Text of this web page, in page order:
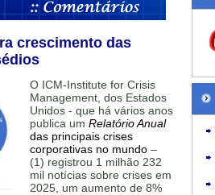
crescimento das
O ICM-Institute for Crisis
Management, dos Estados
Unidos - que há vários anos
publica um Relatório Anual
das principais crises
corporativas no mundo –
(1) registrou 1 milhão 232
mil notícias sobre crises em
2025, um aumento de 8%